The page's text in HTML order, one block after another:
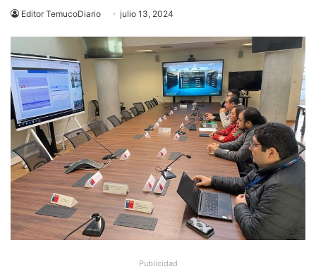
Editor TemucoDiario julio 13, 2024
Publicidad